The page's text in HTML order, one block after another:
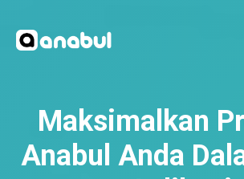
Maksimalkan
Anabul Anda